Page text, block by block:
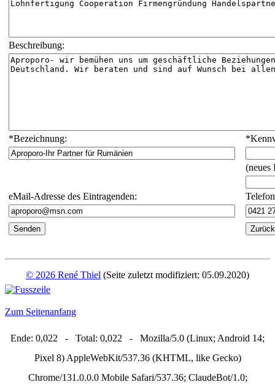
Beschreibung:
*Bezeichnung: *
(neues
eMail-Adresse des Eintragenden:
© 2026 René Thiel (Seite zuletzt modifiziert: 05.09.2020)
Zum Seitenanfang
Ende: 0,022 - Total: 0,022 - Mozilla/5.0 (Linux; Android 14;
Pixel 8) AppleWebKit/537.36 (KHTML, like Gecko)
Chrome/131.0.0.0 Mobile Safari/537.36; ClaudeBot/1.0;